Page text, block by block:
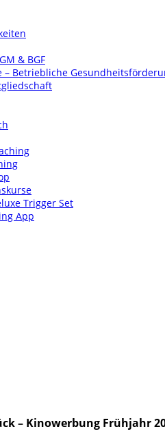
& BGF
– Betriebliche
Trigger Set
App
– Kinowerbung Frühjahr